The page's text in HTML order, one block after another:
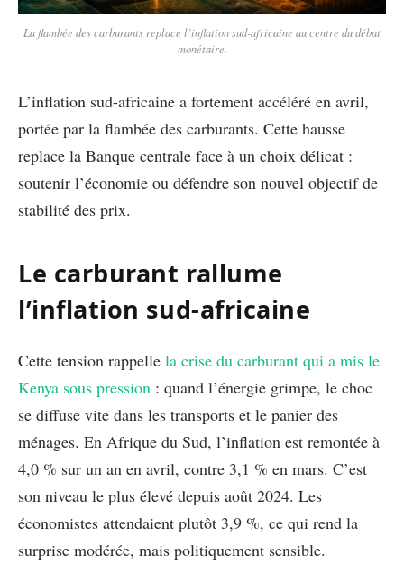
La flambée des carburants replace l’inflation sud-africaine au centre du débat
monétaire.
L’inflation sud-africaine a fortement accéléré en avril,
portée par la flambée des carburants. Cette hausse
replace la Banque centrale face à un choix délicat :
soutenir l’économie ou défendre son nouvel objectif de
stabilité des prix.
Le carburant rallume
l’inflation sud-africaine
Cette tension rappelle la crise du carburant qui a mis le
Kenya sous pression : quand l’énergie grimpe, le choc
se diffuse vite dans les transports et le panier des
ménages. En Afrique du Sud, l’inflation est remontée à
4,0 % sur un an en avril, contre 3,1 % en mars. C’est
son niveau le plus élevé depuis août 2024. Les
économistes attendaient plutôt 3,9 %, ce qui rend la
surprise modérée, mais politiquement sensible.